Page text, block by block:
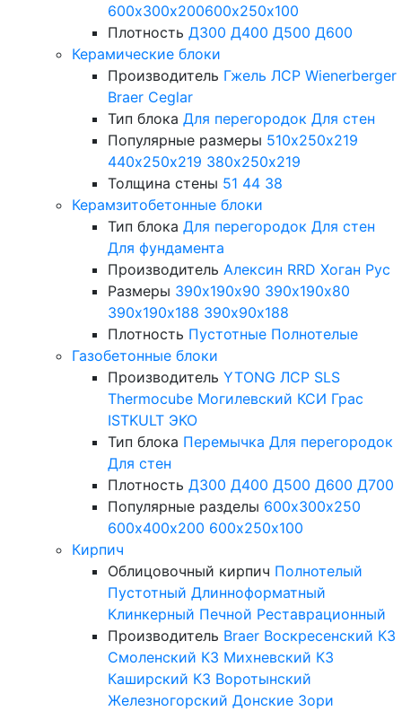
600х300х200600х250х100
Плотность Д300 Д400 Д500 Д600
Керамические блоки
Производитель Гжель ЛСР Wienerberger
Braer Ceglar
Тип блока Для перегородок Для стен
Популярные размеры 510х250х219
440х250х219 380х250х219
Толщина стены 51 44 38
Керамзитобетонные блоки
Тип блока Для перегородок Для стен
Для фундамента
Производитель Алексин RRD Хоган Рус
Размеры 390х190х90 390х190х80
390х190х188 390х90х188
Плотность Пустотные Полнотелые
Газобетонные блоки
Производитель YTONG ЛСР SLS
Thermocube Могилевский КСИ Грас
ISTKULT ЭКО
Тип блока Перемычка Для перегородок
Для стен
Плотность Д300 Д400 Д500 Д600 Д700
Популярные разделы 600х300х250
600х400х200 600х250х100
Кирпич
Облицовочный кирпич Полнотелый
Пустотный Длинноформатный
Клинкерный Печной Реставрационный
Производитель Braer Воскресенский КЗ
Смоленский КЗ Михневский КЗ
Каширский КЗ Воротынский
Железногорский Донские Зори